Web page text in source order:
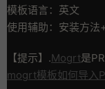
模板语言：英文
使用辅助：安装方法
【提示】.Mogrt是
mogrt模板如何导入